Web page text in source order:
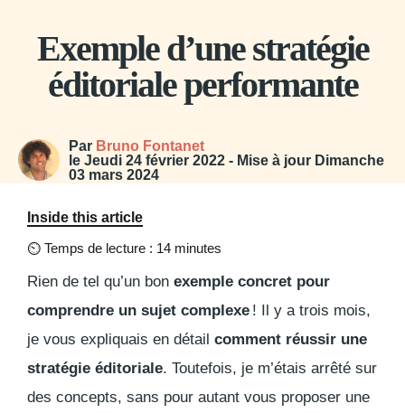
Exemple d’une stratégie
éditoriale performante
Par Bruno Fontanet
le Jeudi 24 février 2022 - Mise à jour Dimanche
03 mars 2024
Inside this article
⏲ Temps de lecture : 14 minutes
Rien de tel qu’un bon exemple concret pour
comprendre un sujet complexe ! Il y a trois mois,
je vous expliquais en détail comment réussir une
stratégie éditoriale. Toutefois, je m’étais arrêté sur
des concepts, sans pour autant vous proposer une